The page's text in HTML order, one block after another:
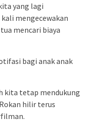
yang lagi
mengecewakan
mencari biaya
bagi anak anak
kita tetap mendukung
hilir terus